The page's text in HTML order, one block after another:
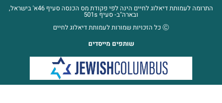
התרומה לעמותת דיאלוג לחיים הינה לפי פקודת מס הכנסה סעיף 46א' בישראל,
ובארה"ב- סעיף 501s
Ⓒ כל הזכויות שמורות לעמותת דיאלוג לחיים
שותפים מייסדים